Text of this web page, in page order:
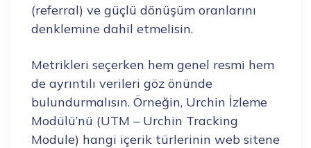
(referral) ve güçlü dönüşüm oranlarını
denklemine dahil etmelisin.
Metrikleri seçerken hem genel resmi hem
de ayrıntılı verileri göz önünde
bulundurmalısın. Örneğin, Urchin İzleme
Modülü’nü (UTM – Urchin Tracking
Module) hangi içerik türlerinin web sitene